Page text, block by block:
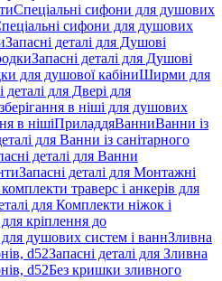
Спеціальні сифони для душових
сифони для душових
Запасні деталі для Душові
Запасні деталі для Душові
для душової кабіниШирми для
деталі для Двері для
в ніші для душових
в нішіПриладдяВанниВанни із
для Ванни із санітарного
деталі для Ванни
Запасні деталі для Монтажні
траверс і анкерів для
для Комплекти ніжок і
кріплення до
душових систем і ваннЗливна
d52Запасні деталі для Зливна
d52Без кришки зливного